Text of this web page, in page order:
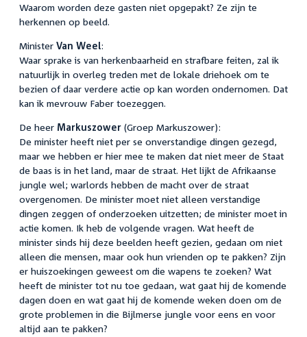
Waarom worden deze gasten niet opgepakt? Ze zijn te
herkennen op beeld.
Minister Van Weel:
Waar sprake is van herkenbaarheid en strafbare feiten, zal ik
natuurlijk in overleg treden met de lokale driehoek om te
bezien of daar verdere actie op kan worden ondernomen. Dat
kan ik mevrouw Faber toezeggen.
De heer Markuszower (Groep Markuszower):
De minister heeft niet per se onverstandige dingen gezegd,
maar we hebben er hier mee te maken dat niet meer de Staat
de baas is in het land, maar de straat. Het lijkt de Afrikaanse
jungle wel; warlords hebben de macht over de straat
overgenomen. De minister moet niet alleen verstandige
dingen zeggen of onderzoeken uitzetten; de minister moet in
actie komen. Ik heb de volgende vragen. Wat heeft de
minister sinds hij deze beelden heeft gezien, gedaan om niet
alleen die mensen, maar ook hun vrienden op te pakken? Zijn
er huiszoekingen geweest om die wapens te zoeken? Wat
heeft de minister tot nu toe gedaan, wat gaat hij de komende
dagen doen en wat gaat hij de komende weken doen om de
grote problemen in die Bijlmerse jungle voor eens en voor
altijd aan te pakken?